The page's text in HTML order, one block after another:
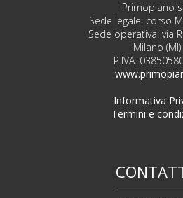
Primopiano
Sede legale: corso
Sede operativa: via
Milano (MI)
P.IVA:
Informativa
Termini e